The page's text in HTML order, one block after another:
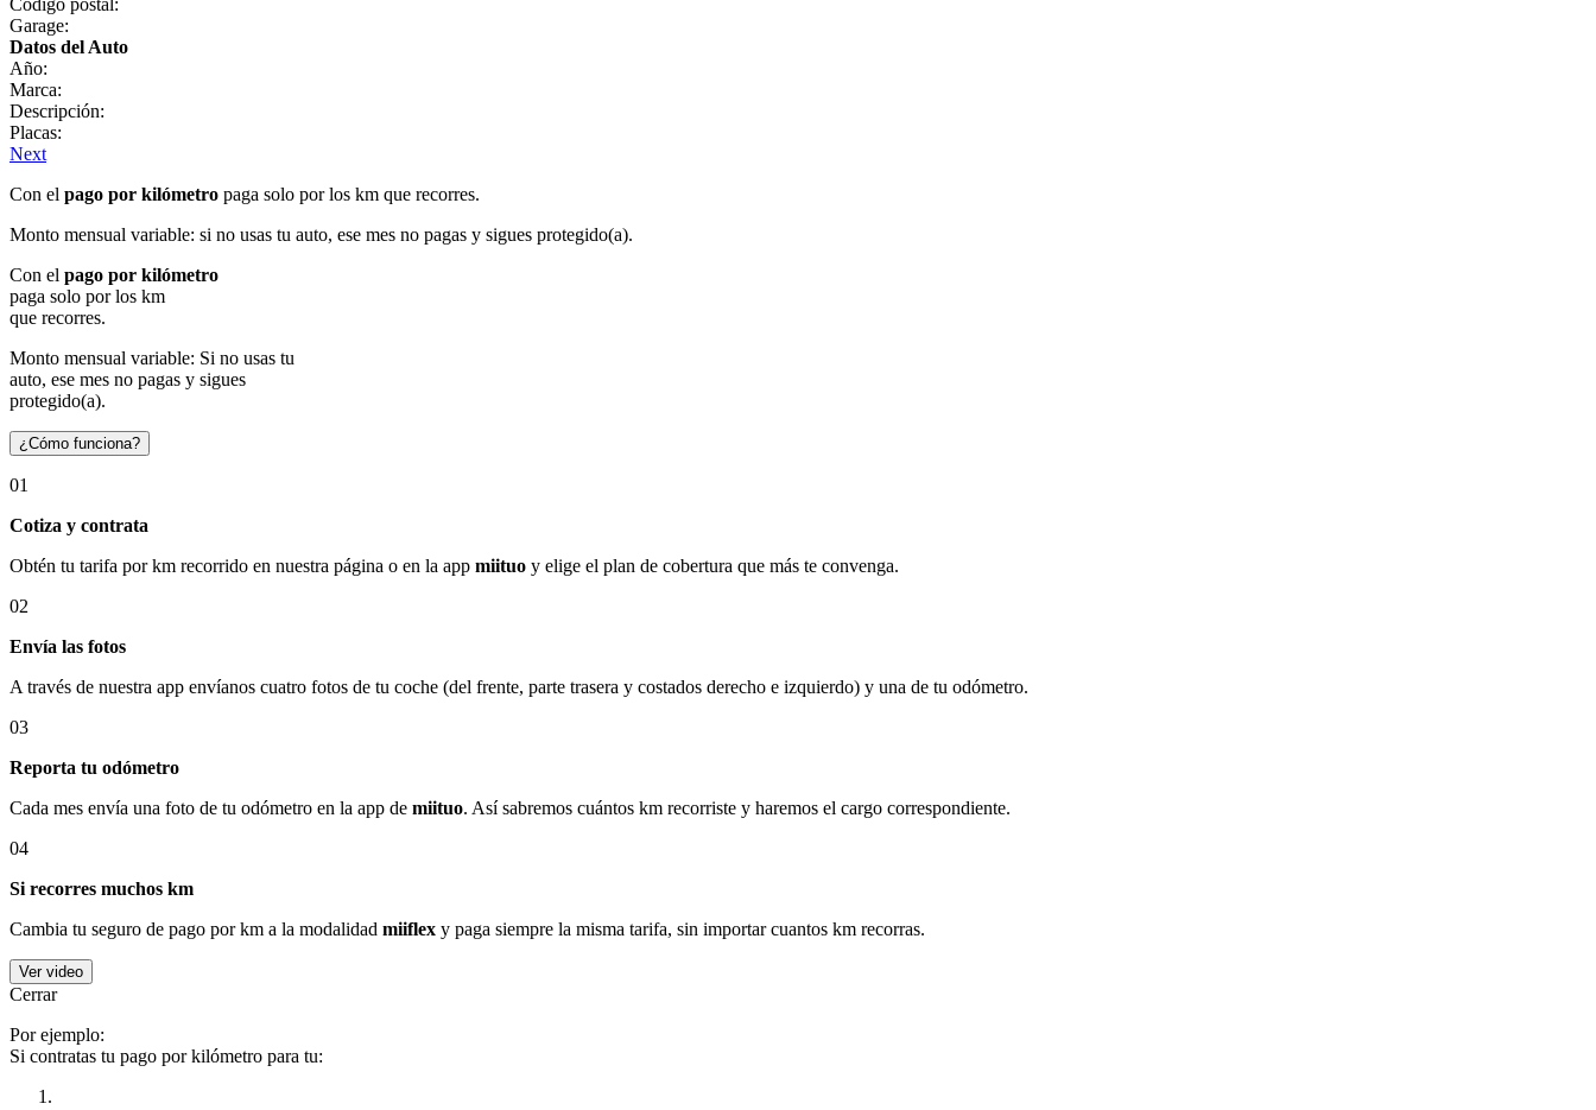
Garage:
Datos del Auto
Año:
Marca:
Descripción:
Placas:
Next
Con el pago por kilómetro paga solo por los km que recorres.
Monto mensual variable: si no usas tu auto, ese mes no pagas y sigues protegido(a).
Con el pago por kilómetro
paga solo por los km
que recorres.
Monto mensual variable: Si no usas tu
auto, ese mes no pagas y sigues
protegido(a).
¿Cómo funciona?
01
Cotiza y contrata
Obtén tu tarifa por km recorrido en nuestra página o en la app miituo y elige el plan de cobertura que más te convenga.
02
Envía las fotos
A través de nuestra app envíanos cuatro fotos de tu coche (del frente, parte trasera y costados derecho e izquierdo) y una de tu odómetro.
03
Reporta tu odómetro
Cada mes envía una foto de tu odómetro en la app de miituo. Así sabremos cuántos km recorriste y haremos el cargo correspondiente.
04
Si recorres muchos km
Cambia tu seguro de pago por km a la modalidad miiflex y paga siempre la misma tarifa, sin importar cuantos km recorras.
Ver video
Cerrar
Por ejemplo:
Si contratas tu pago por kilómetro para tu: